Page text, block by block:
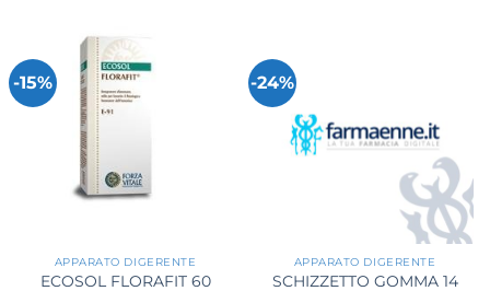
-15%
APPARATO DIGERENTE
ECOSOL FLORAFIT 60
-24%
APPARATO DIGERENTE
SCHIZZETTO GOMMA 14